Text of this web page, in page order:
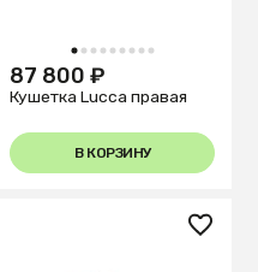
1 2 3 4 5 6 7 8 9
87 800 ₽
Кушетка Lucca правая
В КОРЗИНУ